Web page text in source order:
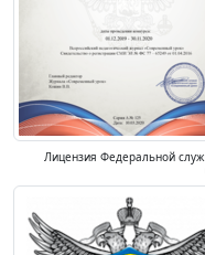
Лицензия Федеральной